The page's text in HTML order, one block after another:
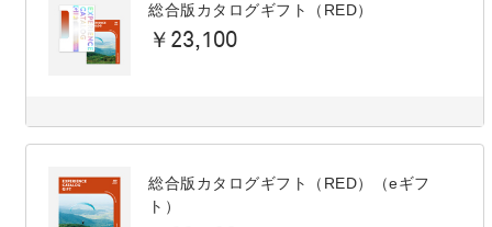
総合版カタログギフト（RED）
￥23,100
総合版カタログギフト（RED）（eギフ
ト）